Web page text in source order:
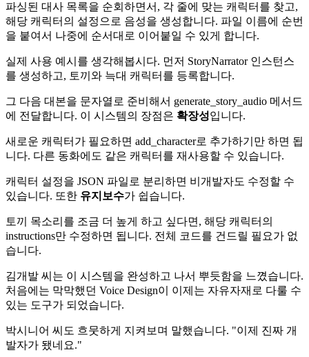
파싱된 대사 목록을 순회하면서, 각 줄에 맞는 캐릭터를 찾고,
해당 캐릭터의 설정으로 음성을 생성합니다. 파일 이름에 순번
을 붙여서 나중에 순서대로 이어붙일 수 있게 합니다.
실제 사용 예시를 생각해봅시다. 먼저 StoryNarrator 인스턴스
를 생성하고, 토끼와 늑대 캐릭터를 등록합니다.
그 다음 대본을 문자열로 준비해서 generate_story_audio 메서드
에 전달합니다. 이 시스템의 장점은 확장성입니다.
새로운 캐릭터가 필요하면 add_character로 추가하기만 하면 됩
니다. 다른 동화에도 같은 캐릭터를 재사용할 수 있습니다.
캐릭터 설정을 JSON 파일로 분리하면 비개발자도 수정할 수
있습니다. 또한 유지보수가 쉽습니다.
토끼 목소리를 조금 더 높게 하고 싶다면, 해당 캐릭터의
instructions만 수정하면 됩니다. 전체 코드를 건드릴 필요가 없
습니다.
김개발 씨는 이 시스템을 완성하고 나서 뿌듯함을 느꼈습니다.
처음에는 막막했던 Voice Design이 이제는 자유자재로 다룰 수
있는 도구가 되었습니다.
박시니어 씨도 흐뭇하게 지켜보며 말했습니다. "이제 진짜 개
발자가 됐네요."